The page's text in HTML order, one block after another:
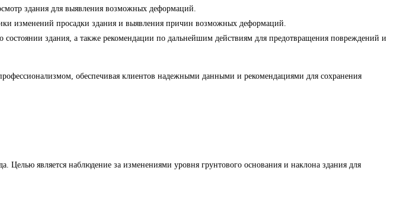
здания для выявления возможных деформаций.
изменений просадки здания и выявления причин возможных деформаций.
состоянии здания, а также рекомендации по дальнейшим действиям для предотвращения повреждений и
обеспечивая клиентов надежными данными и рекомендациями для сохранения
Целью является наблюдение за изменениями уровня грунтового основания и наклона здания для